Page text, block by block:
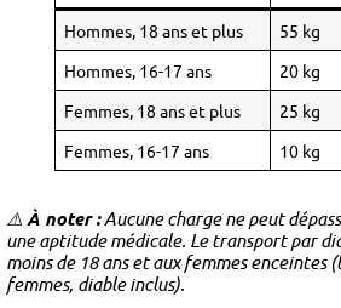
Hommes, 18 ans et plus
55 kg
Hommes, 16-17 ans
20 kg
Femmes, 18 ans et plus
25 kg
Femmes, 16-17 ans
10 kg
⚠️ À noter :Aucune charge ne peut
une aptitude médicale. Le transport par
moins de 18 ans et aux femmes enceintes
femmes, diable inclus).